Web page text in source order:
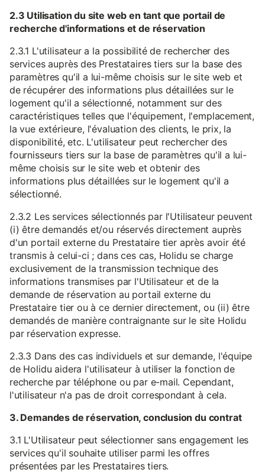
2.3 Utilisation du site web en tant que portail de
recherche d'informations et de réservation
2.3.1 L'utilisateur a la possibilité de rechercher des
services auprès des Prestataires tiers sur la base des
paramètres qu'il a lui-même choisis sur le site web et
de récupérer des informations plus détaillées sur le
logement qu'il a sélectionné, notamment sur des
caractéristiques telles que l'équipement, l'emplacement,
la vue extérieure, l'évaluation des clients, le prix, la
disponibilité, etc. L'utilisateur peut rechercher des
fournisseurs tiers sur la base de paramètres qu'il a lui-
même choisis sur le site web et obtenir des
informations plus détaillées sur le logement qu'il a
sélectionné.
2.3.2 Les services sélectionnés par l'Utilisateur peuvent
(i) être demandés et/ou réservés directement auprès
d'un portail externe du Prestataire tier après avoir été
transmis à celui-ci ; dans ces cas, Holidu se charge
exclusivement de la transmission technique des
informations transmises par l'Utilisateur et de la
demande de réservation au portail externe du
Prestataire tier ou à ce dernier directement, ou (ii) être
demandés de manière contraignante sur le site Holidu
par réservation expresse.
2.3.3 Dans des cas individuels et sur demande, l'équipe
de Holidu aidera l'utilisateur à utiliser la fonction de
recherche par téléphone ou par e-mail. Cependant,
l'utilisateur n'a pas de droit correspondant à cela.
3. Demandes de réservation, conclusion du contrat
3.1 L'Utilisateur peut sélectionner sans engagement les
services qu'il souhaite utiliser parmi les offres
présentées par les Prestataires tiers.